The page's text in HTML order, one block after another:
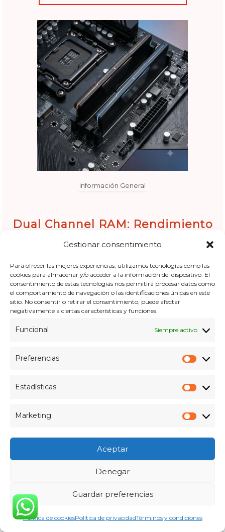
Gestionar consentimiento
Para ofrecer las mejores experiencias, utilizamos tecnologías como las
cookies para almacenar y/o acceder a la información del dispositivo. El
consentimiento de estas tecnologías nos permitirá procesar datos como
el comportamiento de navegación o las identificaciones únicas en este
sitio. No consentir o retirar el consentimiento, puede afectar
negativamente a ciertas características y funciones.
Funcional Siempre activo
Preferencias
Estadísticas
Marketing
Aceptar
Denegar
Guardar preferencias
Política de cookiesPolítica de privacidadTérminos y condiciones
Información General
Dual Channel RAM: Rendimiento
Técnico y Configuración
1 Informatico en Gandia – 29 de julio de 2026
En este análisis nos alejamos de las metáforas para
centrarnos al 100% en la parte física de los
ram aspectos tecnicos
memoria ram dual
Formulario de Contacto